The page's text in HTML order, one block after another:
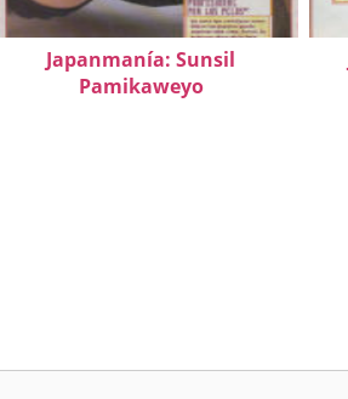
Japanmanía: Sunsil
Pamikaweyo